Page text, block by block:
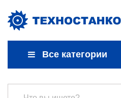
Все категории